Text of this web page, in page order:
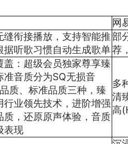
网
缝衔接播放，支持智能推
据听歌习惯自动生成歌单
部
荐
盖：超级会员独家尊享臻
准音质分为SQ无损音
质、标准品质三种，臻
行业领先技术，进阶增强
质，还原原声体验，音质
表现
多
清
高